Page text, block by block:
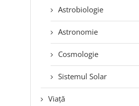
Astrobiologie
Astronomie
Cosmologie
Sistemul Solar
Viață